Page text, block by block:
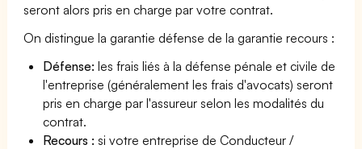
seront alors pris en charge par votre contrat.
On distingue la garantie défense de la garantie recours :
Défense: les frais liés à la défense pénale et civile de
l'entreprise (généralement les frais d'avocats) seront
pris en charge par l'assureur selon les modalités du
contrat.
Recours : si votre entreprise de Conducteur /